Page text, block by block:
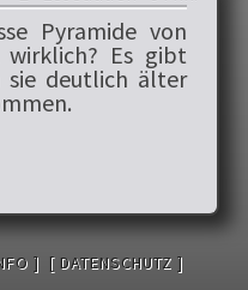
Pyramide von
wirklich? Es gibt
sie deutlich älter
] [ DATENSCHUTZ ]